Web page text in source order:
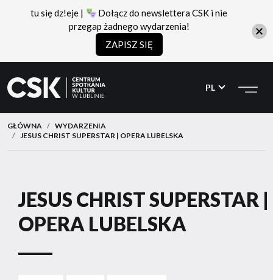
CSK
do
menu
do
treści
PL
GŁÓWNA
WYDARZENIA
JESUS CHRIST SUPERSTAR | OPERA LUBELSKA
JESUS CHRIST SUPERSTAR |
OPERA LUBELSKA
tu się dz!eje |
Dołącz do newslettera CSK i nie
przegap żadnego wydarzenia!
ZAPISZ SIĘ